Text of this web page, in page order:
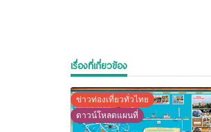
เรื่องที่เกี่ยวข้อง
ข่าวท่องเที่ยวทั่วไทย
ดาวน์โหลดแผนที่